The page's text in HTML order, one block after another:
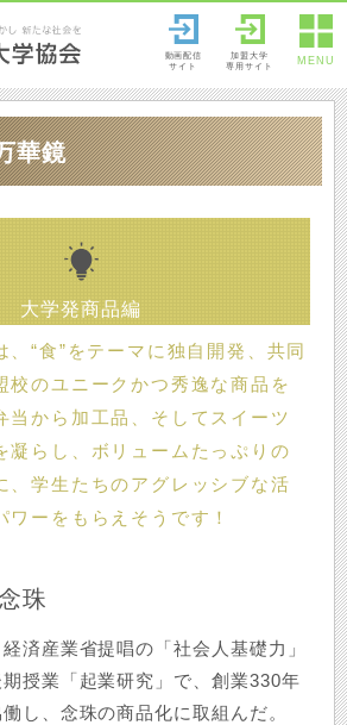
動画配信
サイト
加盟大学
専用サイト
MENU
華鏡
大学発商品編
、“食”をテーマに独自開発、共同
校のユニークかつ秀逸な商品を
当から加工品、そしてスイーツ
凝らし、ボリュームたっぷりの
、学生たちのアグレッシブな活
ワーをもらえそうです！
珠
済産業省提唱の「社会人基礎力」
授業「起業研究」で、創業330年
し、念珠の商品化に取組んだ。